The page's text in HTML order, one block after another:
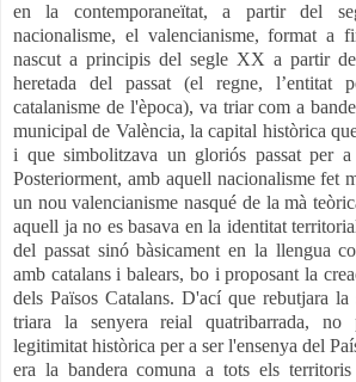
en la contemporaneïtat, a partir del
nacionalisme, el valencianisme, format a
nascut a principis del segle XX a partir
heretada del passat (el regne, l’entitat
catalanisme de l'època), va triar com a
municipal de València, la capital històrica
i que simbolitzava un gloriós passat per a
Posteriorment, amb aquell nacionalisme fet
un nou valencianisme nasqué de la mà
aquell ja no es basava en la identitat
del passat sinó bàsicament en la llengua
amb catalans i balears, bo i proposant la
dels Països Catalans. D'ací que rebutjara
triara la senyera reial quatribarrada, no
legitimitat històrica per a ser l'ensenya del
era la bandera comuna a tots els